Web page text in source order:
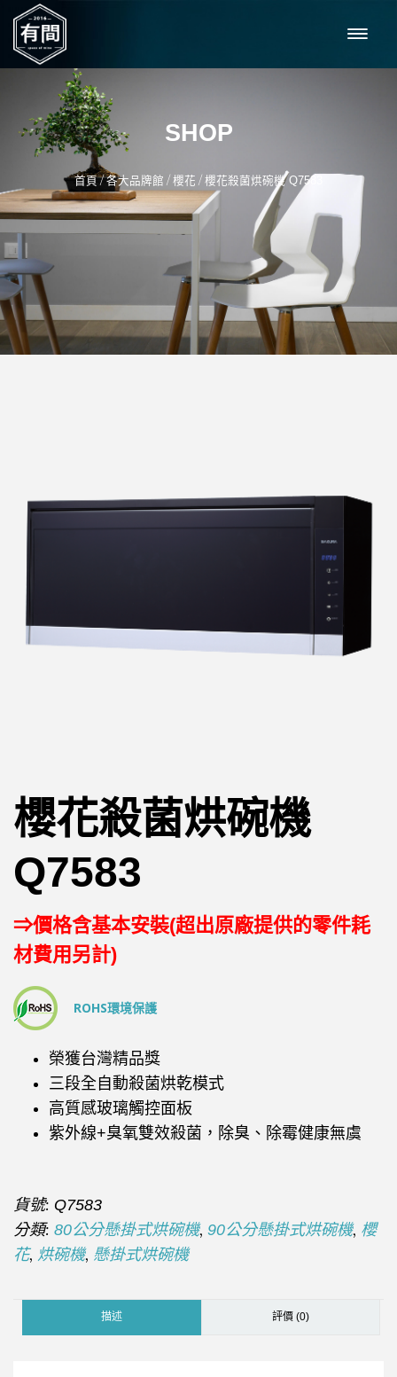
SHOP
首頁/各大品牌館 / 櫻花 / 櫻花殺菌烘碗機 Q7583
櫻花殺菌烘碗機
Q7583
⇒價格含基本安裝(超出原廠提供的零件耗
材費用另計)
ROHS環境保護
榮獲台灣精品獎
三段全自動殺菌烘乾模式
高質感玻璃觸控面板
紫外線+臭氧雙效殺菌，除臭、除霉健康無虞
貨號: Q7583
分類: 80公分懸掛式烘碗機, 90公分懸掛式烘碗機, 櫻
花, 烘碗機, 懸掛式烘碗機
描述 評價 (0)